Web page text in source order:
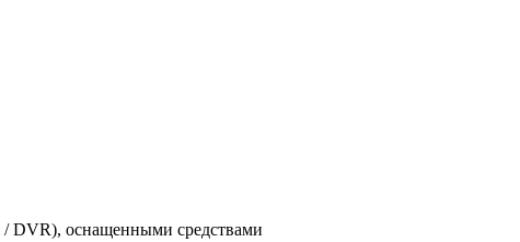
DVR), оснащенными средствами